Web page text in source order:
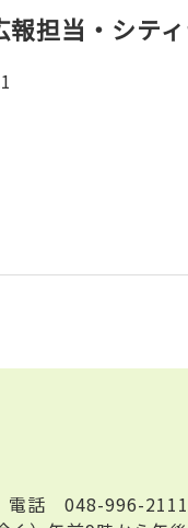
担当・シティ
電話 048-996-2111